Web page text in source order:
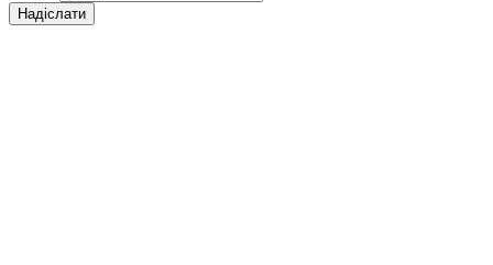
Надіслати